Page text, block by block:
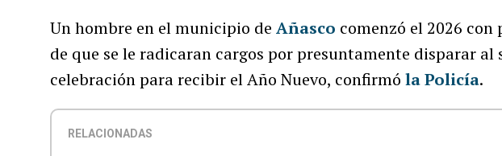
Un hombre en el municipio deAñasco comenzó el 2026 con
de que se le radicaran cargos por presuntamente disparar al
celebración para recibir el Año Nuevo, confirmóla Policía.
RELACIONADAS